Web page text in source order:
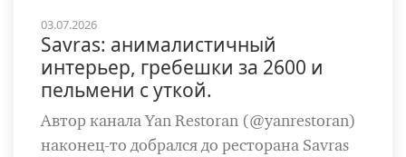
03.07.2026
Savras: анималистичный
интерьер, гребешки за 2600 и
пельмени с уткой.
Автор канала Yan Restoran (@yanrestoran)
наконец-то добрался до ресторана Savras